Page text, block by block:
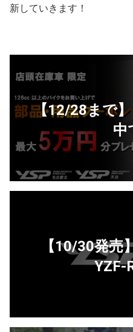
新していきます！
【12/28まで
中
【10/30発売
YZF-